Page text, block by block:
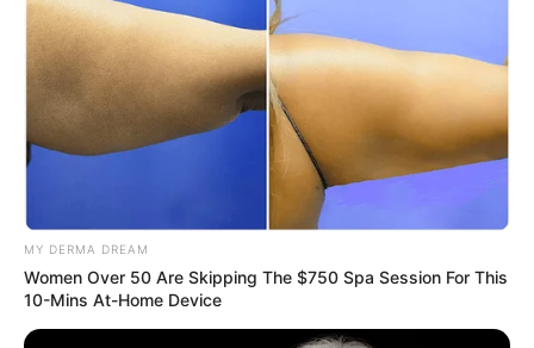
MY DERMA DREAM
Women Over 50 Are Skipping The $750 Spa Session For This
10-Mins At-Home Device